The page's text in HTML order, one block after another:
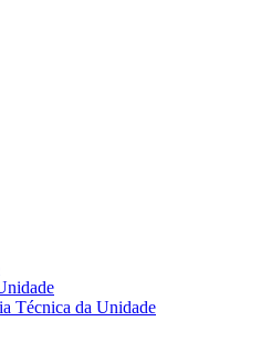
Técnica da Unidade